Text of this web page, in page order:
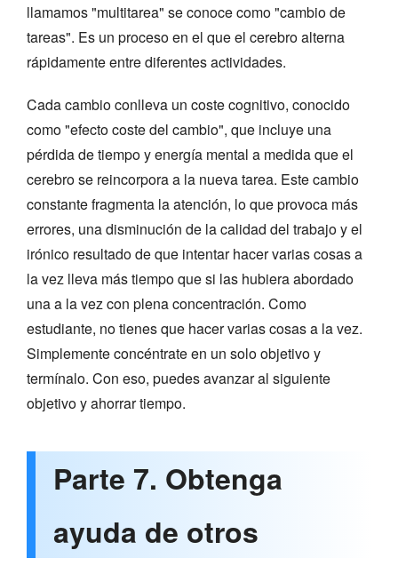
llamamos "multitarea" se conoce como "cambio de
tareas". Es un proceso en el que el cerebro alterna
rápidamente entre diferentes actividades.
Cada cambio conlleva un coste cognitivo, conocido
como "efecto coste del cambio", que incluye una
pérdida de tiempo y energía mental a medida que el
cerebro se reincorpora a la nueva tarea. Este cambio
constante fragmenta la atención, lo que provoca más
errores, una disminución de la calidad del trabajo y el
irónico resultado de que intentar hacer varias cosas a
la vez lleva más tiempo que si las hubiera abordado
una a la vez con plena concentración. Como
estudiante, no tienes que hacer varias cosas a la vez.
Simplemente concéntrate en un solo objetivo y
termínalo. Con eso, puedes avanzar al siguiente
objetivo y ahorrar tiempo.
Parte 7. Obtenga
ayuda de otros